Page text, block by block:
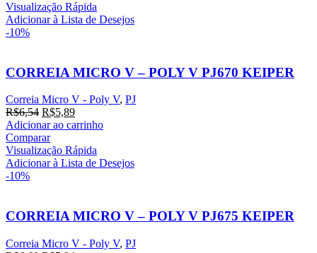
era:
R$15,58.
é:
R$14,02.
Visualização Rápida
Adicionar à Lista de Desejos
-10%
CORREIA MICRO V – POLY V PJ670 KEIPER
Correia Micro V - Poly V, PJ
R$6,54 O
preço
original
era:
R$6,54.
R$5,89O
preço
é:
R$5,89.
Adicionar ao carrinho
Comparar
Visualização Rápida
Adicionar à Lista de Desejos
-10%
CORREIA MICRO V – POLY V PJ675 KEIPER
Correia Micro V - Poly V, PJ